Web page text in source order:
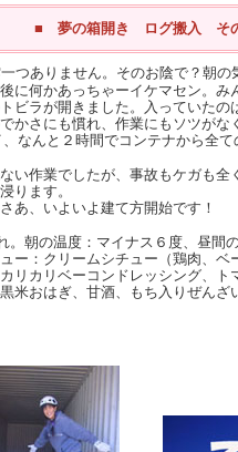
■ 夢の箱開き ログ搬入 そ
つありません。そのお陰で？朝
に何かあっちゃーイケマセン。
ビラが開きました。入っていた
かさにも慣れ、作業にもソツが
なんと２時間でコンテナから全
い作業でしたが、事故もケガも
ります。
あ、いよいよ建て方開始です！
朝の温度：マイナス６度、昼間
ー：クリームシチュー（鶏肉、
リカリベーコンドレッシング、
米おはぎ、甘酒、もち入りぜんざ